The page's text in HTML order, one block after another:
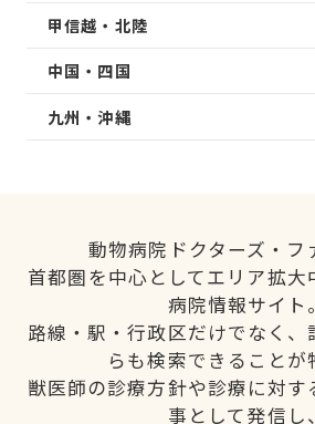
甲信越・北陸
中国・四国
九州・沖縄
動物病院ドクターズ・フ
首都圏を中心としてエリア拡大
病院情報サイト。
路線・駅・行政区だけでなく
らも検索できることが
獣医師の診療方針や診療に対
事として発信し、